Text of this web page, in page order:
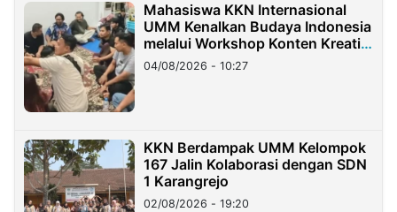
Mahasiswa KKN Internasional
UMM Kenalkan Budaya Indonesia
melalui Workshop Konten Kreatif
di Taiwan
04/08/2026 - 10:27
KKN Berdampak UMM Kelompok
167 Jalin Kolaborasi dengan SDN
1 Karangrejo
02/08/2026 - 19:20